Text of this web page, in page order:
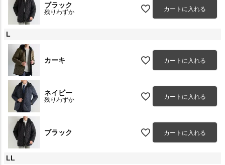
ブラック
残りわずか カートに入れる
L
カーキ カートに入れる
ネイビー
残りわずか カートに入れる
ブラック カートに入れる
LL